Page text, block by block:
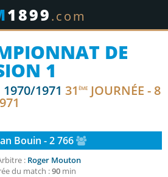
1899.com
DE
1
1970/1971 31 ÈME JOURNÉE - 8
Bouin - 2 766
: Roger Mouton
du match :90min